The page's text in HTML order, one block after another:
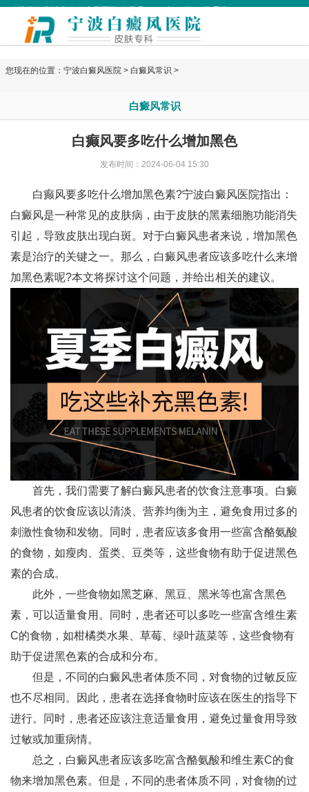
您现在的位置： 宁波白癜风医院 > 白癜风常识 >
白癜风常识
白癫风要多吃什么增加黑色
发布时间：2024-06-04 15:30
白癫风要多吃什么增加黑色素?宁波白癜风医院指出：
白癜风是一种常见的皮肤病，由于皮肤的黑素细胞功能消失
引起，导致皮肤出现白斑。对于白癜风患者来说，增加黑色
素是治疗的关键之一。那么，白癜风患者应该多吃什么来增
加黑色素呢?本文将探讨这个问题，并给出相关的建议。
首先，我们需要了解白癜风患者的饮食注意事项。白癜
风患者的饮食应该以清淡、营养均衡为主，避免食用过多的
刺激性食物和发物。同时，患者应该多食用一些富含酪氨酸
的食物，如瘦肉、蛋类、豆类等，这些食物有助于促进黑色
素的合成。
此外，一些食物如黑芝麻、黑豆、黑米等也富含黑色
素，可以适量食用。同时，患者还可以多吃一些富含维生素
C的食物，如柑橘类水果、草莓、绿叶蔬菜等，这些食物有
助于促进黑色素的合成和分布。
但是，不同的白癜风患者体质不同，对食物的过敏反应
也不尽相同。因此，患者在选择食物时应该在医生的指导下
进行。同时，患者还应该注意适量食用，避免过量食用导致
过敏或加重病情。
总之，白癜风患者应该多吃富含酪氨酸和维生素C的食
物来增加黑色素。但是，不同的患者体质不同，对食物的过